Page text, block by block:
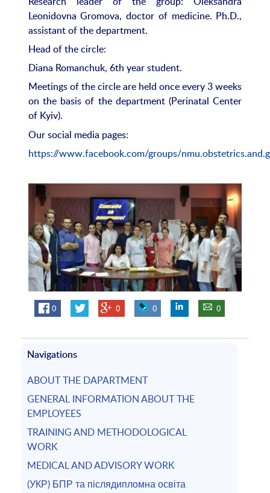
Leonidovna Gromova, doctor of medicine. Ph.D.,
assistant of the department.
Head of the circle:
Diana Romanchuk, 6th year student.
Meetings of the circle are held once every 3 weeks
on the basis of the department (Perinatal Center
of Kyiv).
Our social media pages:
https://www.facebook.com/groups/
0 0 0 0
Navigations
ABOUT THE DAPARTMENT
GENERAL INFORMATION ABOUT THE
EMPLOYEES
TRAINING AND METHODOLOGICAL
WORK
MEDICAL AND ADVISORY WORK
(УКР) БПР та післядипломна освіта